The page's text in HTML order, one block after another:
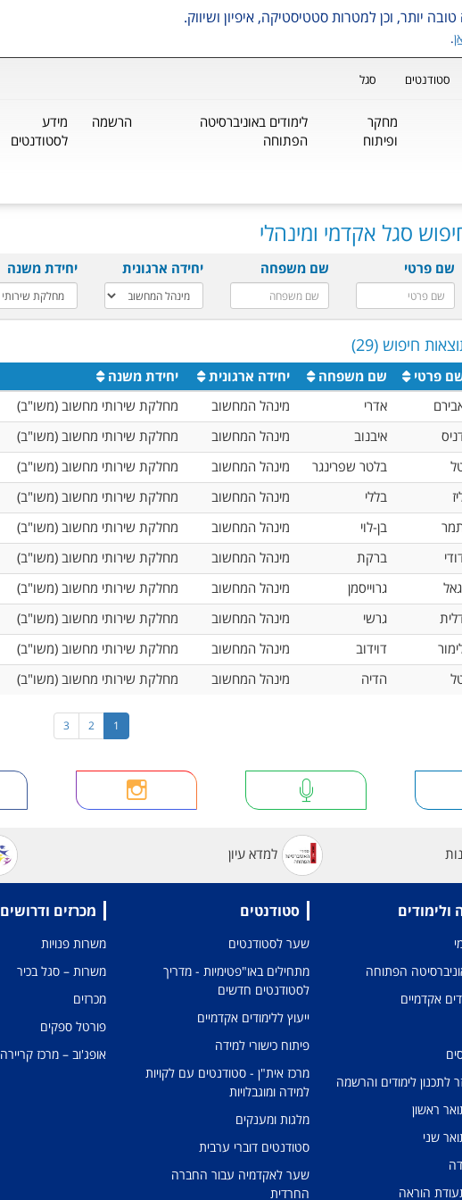
.
סטודנטים סגל
מחקר
ופיתוח
לימודים באוניברסיטה
הפתוחה
הרשמה
מידע
לסטודנטים
סגל אקדמי ומינהלי
שם פרטי שם משפחה יחידה ארגונית יחידת משנה
חיפוש (29)
פרטי שם משפחה יחידה ארגונית יחידת משנה
אדרי מינהל המחשוב מחלקת שירותי מחשוב (משו"ב)
איבנוב מינהל המחשוב מחלקת שירותי מחשוב (משו"ב)
בלטר שפרינגר מינהל המחשוב מחלקת שירותי מחשוב (משו"ב)
בללי מינהל המחשוב מחלקת שירותי מחשוב (משו"ב)
בן-לוי מינהל המחשוב מחלקת שירותי מחשוב (משו"ב)
ברקת מינהל המחשוב מחלקת שירותי מחשוב (משו"ב)
גרוייסמן מינהל המחשוב מחלקת שירותי מחשוב (משו"ב)
גרשי מינהל המחשוב מחלקת שירותי מחשוב (משו"ב)
דוידוב מינהל המחשוב מחלקת שירותי מחשוב (משו"ב)
הדיה מינהל המחשוב מחלקת שירותי מחשוב (משו"ב)
1
2
3
למדא עיון
הפתוחה
אקדמיים
לתכנון לימודים והרשמה
ראשון
שני
הוראה
סטודנטים
שער לסטודנטים
מתחילים באו"פטימיות - מדריך
לסטודנטים חדשים
ייעוץ ללימודים אקדמיים
פיתוח כישורי למידה
מרכז אית"ן - סטודנטים עם לקויות
למידה ומוגבלויות
מלגות ומענקים
סטודנטים דוברי ערבית
שער לאקדמיה עבור החברה
החרדית
מכרזים ודרושים
משרות פנויות
משרות – סגל בכיר
מכרזים
פורטל ספקים
אופג'וב – מרכז קריירה